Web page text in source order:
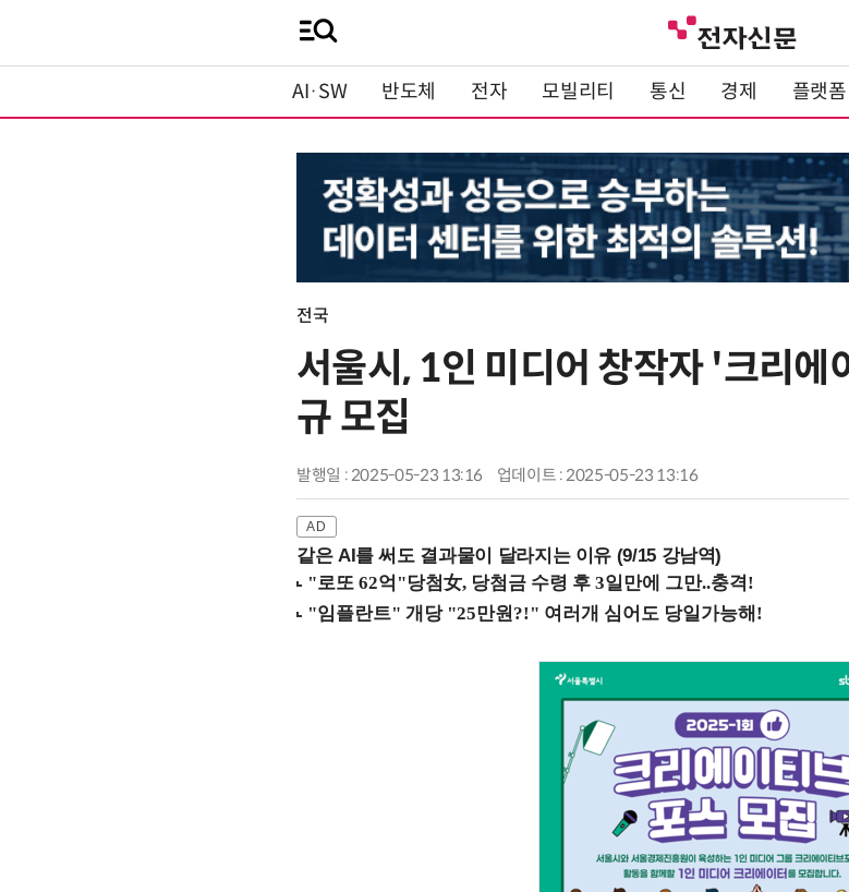
AI·SW 반도체 전자 모빌리티 통신 경제 플랫
전국
서울시, 1인 미디어 창작자 '크리에
규 모집
발행일 : 2025-05-23 13:16 업데이트 : 2025-05-23 13:16
같은 AI를 써도 결과물이 달라지는 이유 (9/15 강남역)